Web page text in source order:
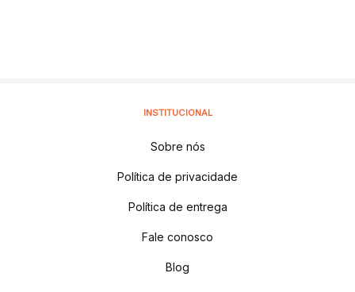
INSTITUCIONAL
Sobre nós
Política de privacidade
Política de entrega
Fale conosco
Blog